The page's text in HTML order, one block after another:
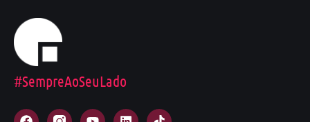
#SempreAoSeuLado